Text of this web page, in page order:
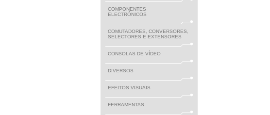
COMPONENTES
ELECTRÓNICOS
COMUTADORES, CONVERSORES,
SELECTORES E EXTENSORES
CONSOLAS DE VÍDEO
DIVERSOS
EFEITOS VISUAIS
FERRAMENTAS